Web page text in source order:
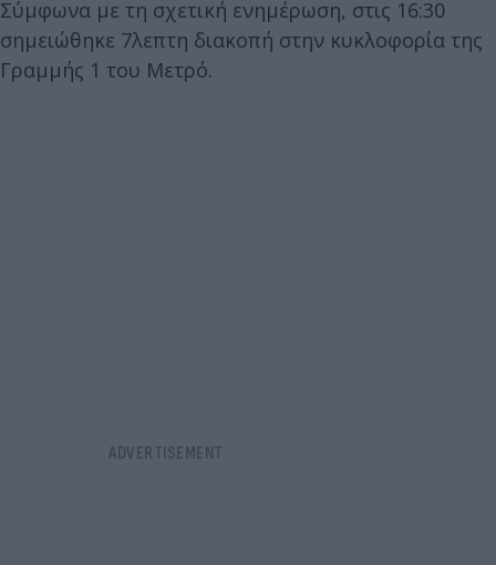
Σύμφωνα με τη σχετική ενημέρωση, στις 16:30
σημειώθηκε 7λεπτη διακοπή στην κυκλοφορία της
Γραμμής 1 του Μετρό.